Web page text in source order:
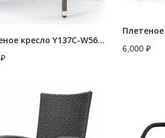
Плетеное кресло Y137C-W56 Light brown
₽
6,000 ₽